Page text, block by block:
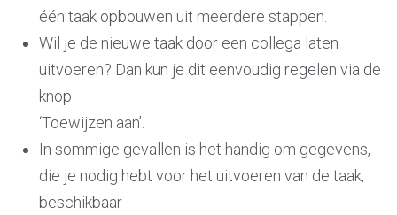
één taak opbouwen uit meerdere stappen.
Wil je de nieuwe taak door een collega laten
uitvoeren? Dan kun je dit eenvoudig regelen via de
knop
‘Toewijzen aan’.
In sommige gevallen is het handig om gegevens,
die je nodig hebt voor het uitvoeren van de taak,
beschikbaar